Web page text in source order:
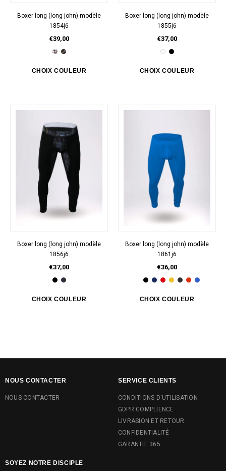
Boxer long (long john) modèle
1854j6
€39,00
Boxer long (long john) modèle
1855j6
€37,00
Boxer long (long john) modèle
1856j6
€37,00
Boxer long (long john) modèle
1861j6
€36,00
NOUS CONTACTER
NOUS CONTACTER
SERVICE CLIENTS
CONDITIONS D'UTILISATION
GDPR COMPLIENCE
LIVRASION ET RETOUR
CONFIDENTIALITÉ
GARANTIE 365
SOYEZ NOTRE DISCIPLE